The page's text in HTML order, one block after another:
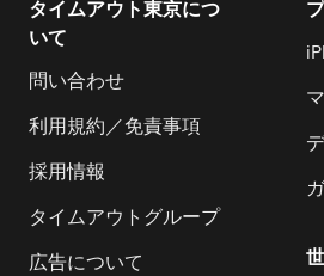
タイムアウト東京につ
いて
問い合わせ
利用規約／免責事項
採用情報
タイムアウトグループ
広告について